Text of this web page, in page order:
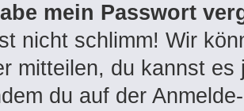
mein Passwort
nicht schlimm! Wir
mitteilen, du kannst
du auf der